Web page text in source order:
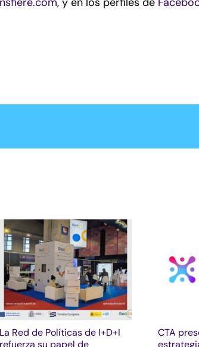
La Red de Políticas de I+D+I
refuerza su papel de
CTA